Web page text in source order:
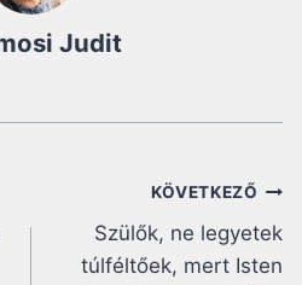
Judit
KÖVETKEZŐ
Szülők, ne legyetek
túlféltőek, mert Isten